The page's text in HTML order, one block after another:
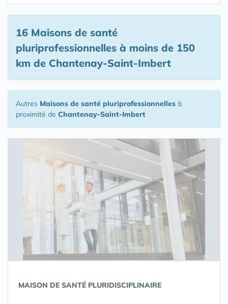
16 Maisons de santé
pluriprofessionnelles à moins de 150
km de Chantenay-Saint-Imbert
Autres Maisons de santé pluriprofessionnelles à
proximité de Chantenay-Saint-Imbert
MAISON DE SANTÉ PLURIDISCIPLINAIRE